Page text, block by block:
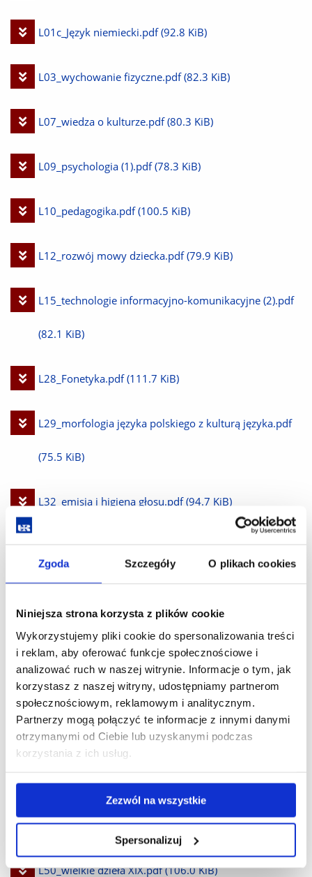
Zgoda Szczegóły O plikach cookies
Niniejsza strona korzysta z plików cookie
Wykorzystujemy pliki cookie do spersonalizowania treści
i reklam, aby oferować funkcje społecznościowe i
analizować ruch w naszej witrynie. Informacje o tym, jak
korzystasz z naszej witryny, udostępniamy partnerom
społecznościowym, reklamowym i analitycznym.
Partnerzy mogą połączyć te informacje z innymi danymi
otrzymanymi od Ciebie lub uzyskanymi podczas
korzystania z ich usług.
Zezwól na wszystkie
Spersonalizuj
Pobierz
L01c_Język niemiecki.pdf (92.8 KiB)
Pobierz
L03_wychowanie fizyczne.pdf (82.3 KiB)
Pobierz
L07_wiedza o kulturze.pdf (80.3 KiB)
Pobierz
L09_psychologia (1).pdf (78.3 KiB)
Pobierz
L10_pedagogika.pdf (100.5 KiB)
Pobierz
L12_rozwój mowy dziecka.pdf (79.9 KiB)
Pobierz
plik
L15_technologie informacyjno-komunikacyjne (2).pdf
(82.1 KiB)
Pobierz
L28_Fonetyka.pdf (111.7 KiB)
Pobierz
plik
L29_morfologia języka polskiego z kulturą języka.pdf
(75.5 KiB)
Pobierz
L32_emisja i higiena głosu.pdf (94.7 KiB)
plik
plik
SŁUCHU.pdf (75.6 KiB)
Pobierz
plik
L36_diagnoza i terapia dyslalii.pdf (93.1 KiB)
Pobierz
plik
L45_dziecko z zaburzeniami mowy w środowisku.pdf
(63.5 KiB)
Pobierz
plik
L47_logorytmika poprawiony.pdf (82.6 KiB)
Pobierz
L50_wielkie dzieła XIX.pdf (106.0 KiB)